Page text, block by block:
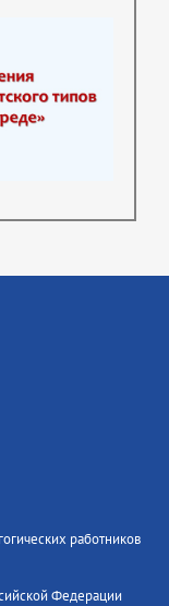
работников
Федерации